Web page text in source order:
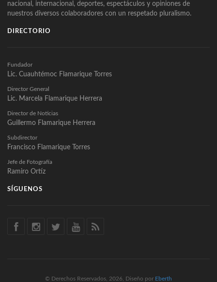
nacional, internacional, deportes, espectáculos y opiniones de
nuestros diversos colaboradores con un respetado pluralismo.
DIRECTORIO
Fundador
Lic. Cuauhtémoc Flamarique Torres
Director General
Lic. Marcela Flamarique Herrera
Director de Noticias
Guillermo Flamarique Herrera
Subdirector
Francisco Flamarique Torres
Jefe de Fotografía
Ramiro Ortíz
SÍGUENOS
© Derechos Reservados, 2026, Diseño por Eberth